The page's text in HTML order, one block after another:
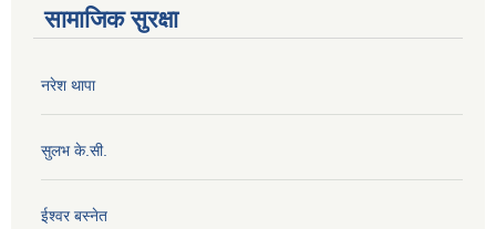
सामाजिक सुरक्षा
नरेश थापा
सुलभ के.सी.
ईश्वर बस्नेत